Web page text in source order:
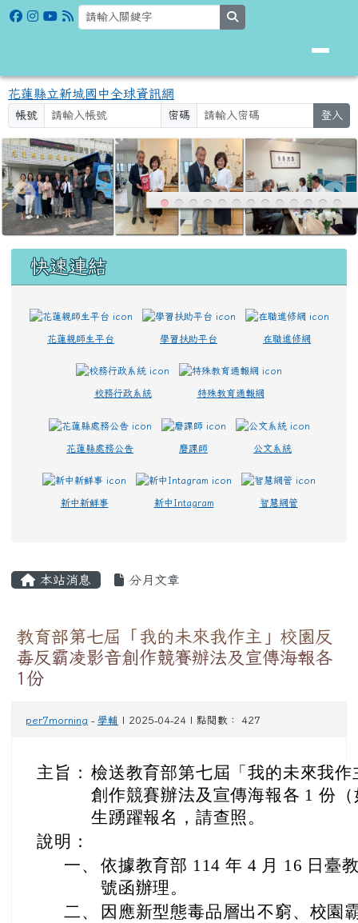
跳至主內容區
花蓮縣立新城國中全球資訊網
花蓮縣立新城國中全球資訊網
帳號 密碼 登入
上中區域內容
快速連結
花蓮親師生平台 學習扶助平台 在職進修網
校務行政系統 特殊教育通報網
花蓮縣處務公告 磨課師 公文系統
新中新鮮事 新中Intagram 智慧網管
本站消息 分月文章
教育部第七屆「我的未來我作主」校園反
毒反霸凌影音創作競賽辦法及宣傳海報各
1份
per7morning - 學輔 | 2025-04-24 | 點閱數： 427
主旨： 檢送教育部第七屆「我的未來我
創作競賽辦法及宣傳海報各 1 份
生踴躍報名，請查照。
說明：
一、 依據教育部 114 年 4 月 16 日臺
號函辦理。
二、
因應新型態毒品層出不窮、校園
頁尾區域